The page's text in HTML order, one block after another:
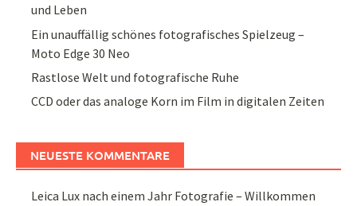
und Leben
Ein unauffällig schönes fotografisches Spielzeug –
Moto Edge 30 Neo
Rastlose Welt und fotografische Ruhe
CCD oder das analoge Korn im Film in digitalen Zeiten
NEUESTE KOMMENTARE
Leica Lux nach einem Jahr Fotografie – Willkommen